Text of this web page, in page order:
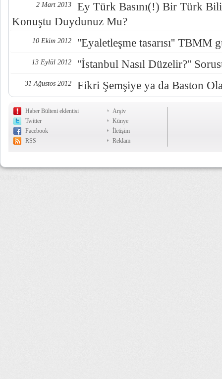
2 Mart 2013
Ey Türk Basını(!) Bir Türk
Konuştu Duydunuz Mu?
10 Ekim 2012 ''Eyaletleşme tasarısı'' TBMM
13 Eylül 2012 ''İstanbul Nasıl Düzelir?''
31 Ağustos 2012 Fikri Şemşiye ya da Baston
Haber Bülteni eklentisi
Twitter
Facebook
RSS
Arşiv
Künye
İletişim
Reklam